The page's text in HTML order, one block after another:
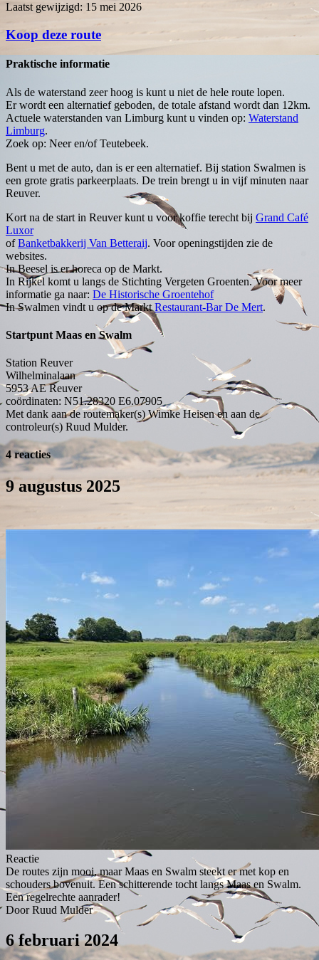
Laatst gewijzigd: 15 mei 2026
Koop deze route
Praktische informatie
Als de waterstand zeer hoog is kunt u niet de hele route lopen.
Er wordt een alternatief geboden, de totale afstand wordt dan 12km.
Actuele waterstanden van Limburg kunt u vinden op: Waterstand
Limburg.
Zoek op: Neer en/of Teutebeek.
Bent u met de auto, dan is er een alternatief. Bij station Swalmen is
een grote gratis parkeerplaats. De trein brengt u in vijf minuten naar
Reuver.
Kort na de start in Reuver kunt u voor koffie terecht bij Grand Café
Luxor
ofBanketbakkerij Van Betteraij. Voor openingstijden zie de
websites.
In Beesel is er horeca op de Markt.
In Rijkel komt u langs de Stichting Vergeten Groenten. Voor meer
informatie ga naar: De Historische Groentehof
In Swalmen vindt u op de MarktRestaurant-Bar De Mert.
Startpunt Maas en Swalm
Station Reuver
Wilhelminalaan
5953 AEReuver
coördinaten: N51.28320 E6.07905
Met dank aan de routemaker(s) Wimke Heisen en aan de
controleur(s) Ruud Mulder.
4 reacties
9 augustus 2025
Reactie
De routes zijn mooi, maar Maas en Swalm steekt er met kop en
schouders bovenuit. Een schitterende tocht langs Maas en Swalm.
Een regelrechte aanrader!
Door Ruud Mulder
6 februari 2024